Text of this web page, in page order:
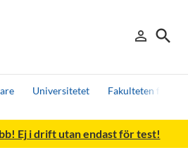
person_outline
Logga in
search
Sök
Universitetet Fakulteten för
Ej i drift utan endast för test!